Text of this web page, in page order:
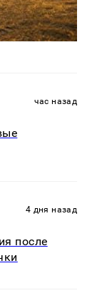
час назад
4 дня назад
после